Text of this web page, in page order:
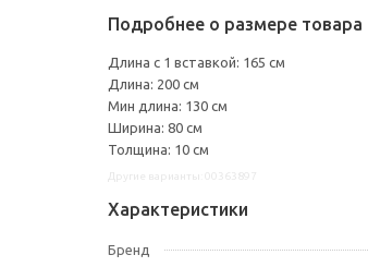
Подробнее о размере товара
Длина с 1 вставкой: 165 см
Длина: 200 см
Мин длина: 130 см
Ширина: 80 см
Толщина: 10 см
Характеристики
Бренд